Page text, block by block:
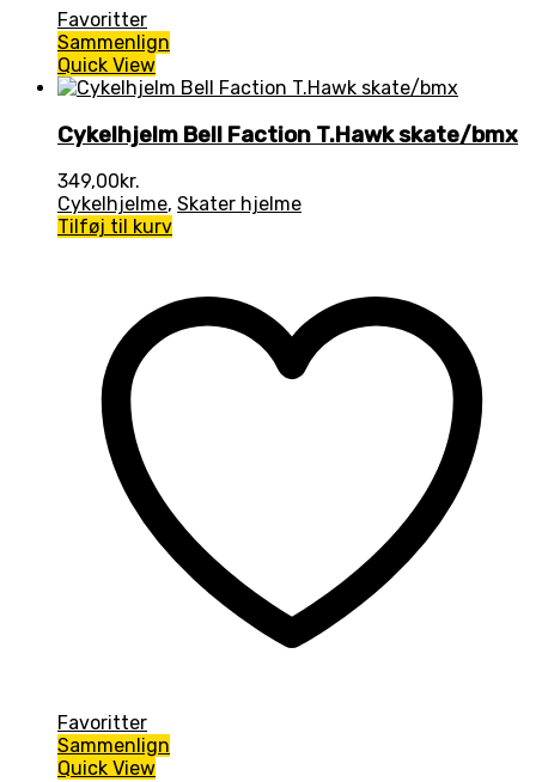
Favoritter
Sammenlign
Quick View
Cykelhjelm Bell Faction T.Hawk skate/bmx
349,00kr.
Cykelhjelme, Skater hjelme
Tilføj til kurv
Favoritter
Sammenlign
Quick View